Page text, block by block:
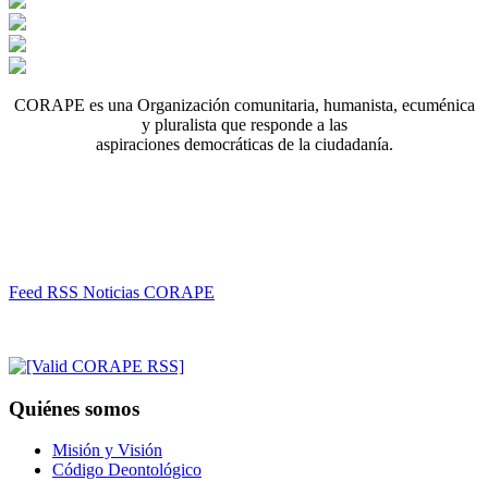
CORAPE es una Organización comunitaria, humanista, ecuménica
y pluralista que responde a las
aspiraciones democráticas de la ciudadanía.
Feed RSS Noticias CORAPE
Quiénes somos
Misión y Visión
Código Deontológico